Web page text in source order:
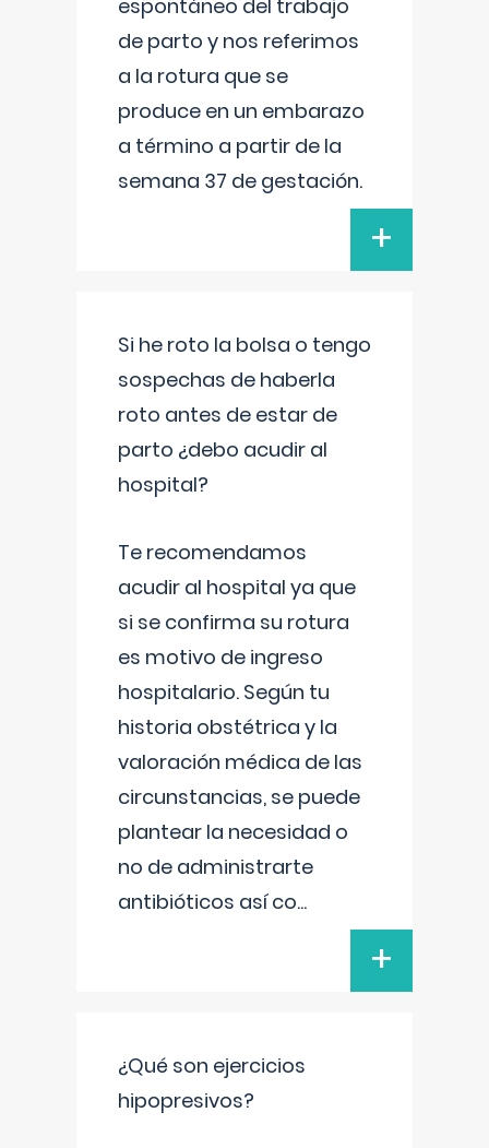
espontáneo del trabajo
de parto y nos referimos
a la rotura que se
produce en un embarazo
a término a partir de la
semana 37 de gestación.
+
Si he roto la bolsa o tengo
sospechas de haberla
roto antes de estar de
parto ¿debo acudir al
hospital?
Te recomendamos
acudir al hospital ya que
si se confirma su rotura
es motivo de ingreso
hospitalario. Según tu
historia obstétrica y la
valoración médica de las
circunstancias, se puede
plantear la necesidad o
no de administrarte
antibióticos así co...
+
¿Qué son ejercicios
hipopresivos?